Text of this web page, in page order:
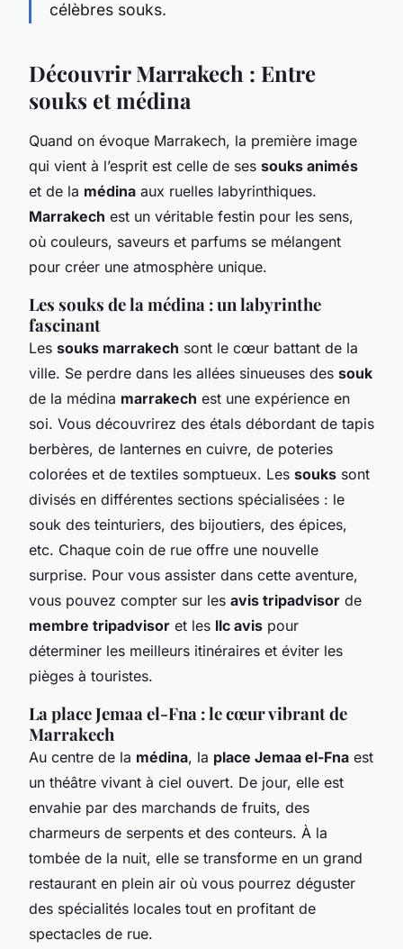
célèbres souks.
Découvrir Marrakech : Entre
souks et médina
Quand on évoque Marrakech, la première image
qui vient à l’esprit est celle de ses souks animés
et de la médina aux ruelles labyrinthiques.
Marrakech est un véritable festin pour les sens,
où couleurs, saveurs et parfums se mélangent
pour créer une atmosphère unique.
Les souks de la médina : un labyrinthe
fascinant
Les souks marrakech sont le cœur battant de la
ville. Se perdre dans les allées sinueuses des souk
de la médina marrakech est une expérience en
soi. Vous découvrirez des étals débordant de tapis
berbères, de lanternes en cuivre, de poteries
colorées et de textiles somptueux. Les souks sont
divisés en différentes sections spécialisées : le
souk des teinturiers, des bijoutiers, des épices,
etc. Chaque coin de rue offre une nouvelle
surprise. Pour vous assister dans cette aventure,
vous pouvez compter sur les avis tripadvisor de
membre tripadvisor et les llc avis pour
déterminer les meilleurs itinéraires et éviter les
pièges à touristes.
La place Jemaa el-Fna : le cœur vibrant de
Marrakech
Au centre de la médina, la place Jemaa el-Fna est
un théâtre vivant à ciel ouvert. De jour, elle est
envahie par des marchands de fruits, des
charmeurs de serpents et des conteurs. À la
tombée de la nuit, elle se transforme en un grand
restaurant en plein air où vous pourrez déguster
des spécialités locales tout en profitant de
spectacles de rue.